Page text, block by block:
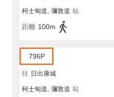
柯士甸道, 彌敦道 站
距離 100m
796P
往 日出康城
柯士甸道, 彌敦道 站